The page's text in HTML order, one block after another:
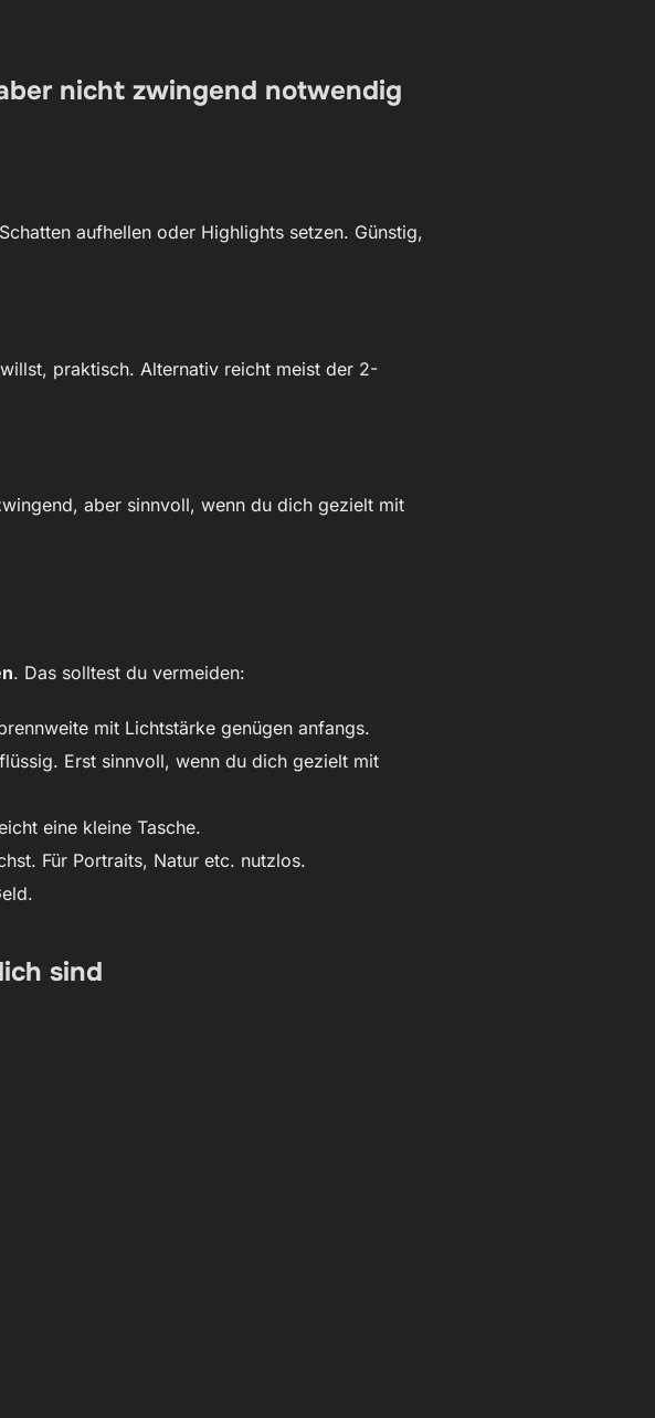
nicht zwingend notwendig
aufhellen oder Highlights setzen. Günstig,
praktisch. Alternativ reicht meist der 2-
aber sinnvoll, wenn du dich gezielt mit
. Das solltest du vermeiden:
mit Lichtstärke genügen anfangs.
Erst sinnvoll, wenn du dich gezielt mit
eine kleine Tasche.
Für Portraits, Natur etc. nutzlos.
sind